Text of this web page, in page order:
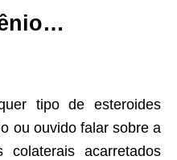
tipo de esteroides
ou ouvido falar sobre a
acarretados